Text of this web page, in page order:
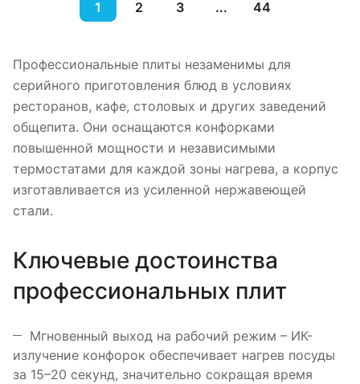
1 2 3 ... 44
Профессиональные плиты незаменимы для
серийного приготовления блюд в условиях
ресторанов, кафе, столовых и других заведений
общепита. Они оснащаются конфорками
повышенной мощности и независимыми
термостатами для каждой зоны нагрева, а корпус
изготавливается из усиленной нержавеющей
стали.
Ключевые достоинства
профессиональных плит
Мгновенный выход на рабочий режим – ИК-
излучение конфорок обеспечивает нагрев посуды
за 15–20 секунд, значительно сокращая время